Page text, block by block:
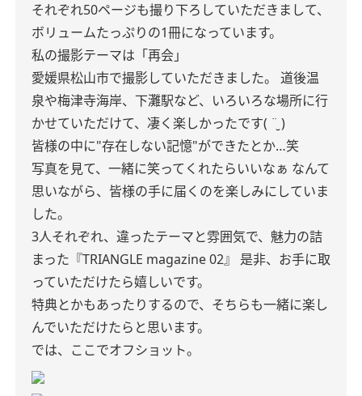
それぞれ50ページも撮り下ろしていただきまして、
ボリュームたっぷりの1冊になっています。
私の撮影テーマは「再会」
愛媛県松山市で撮影していただきました。
道後温
泉や梅津寺海岸、下灘駅など、いろいろな場所に行
かせていただけて、凄く楽しかったです( ¨̮ )
皆様の中に"存在しない記憶"ができたとか…笑
写真を見て、一緒に笑ってくれたらいいなぁ なんて
思いながら、皆様の手に届くのを楽しみにしていま
した。
3人それぞれ、違ったテーマと雰囲気で、魅力の詰
まった『TRIANGLE magazine 02』
是非、お手に取
っていただけたら嬉しいです。
特典とかもあったりするので、そちらも一緒に楽し
んでいただけたらと思います。
では、ここでオフショット。